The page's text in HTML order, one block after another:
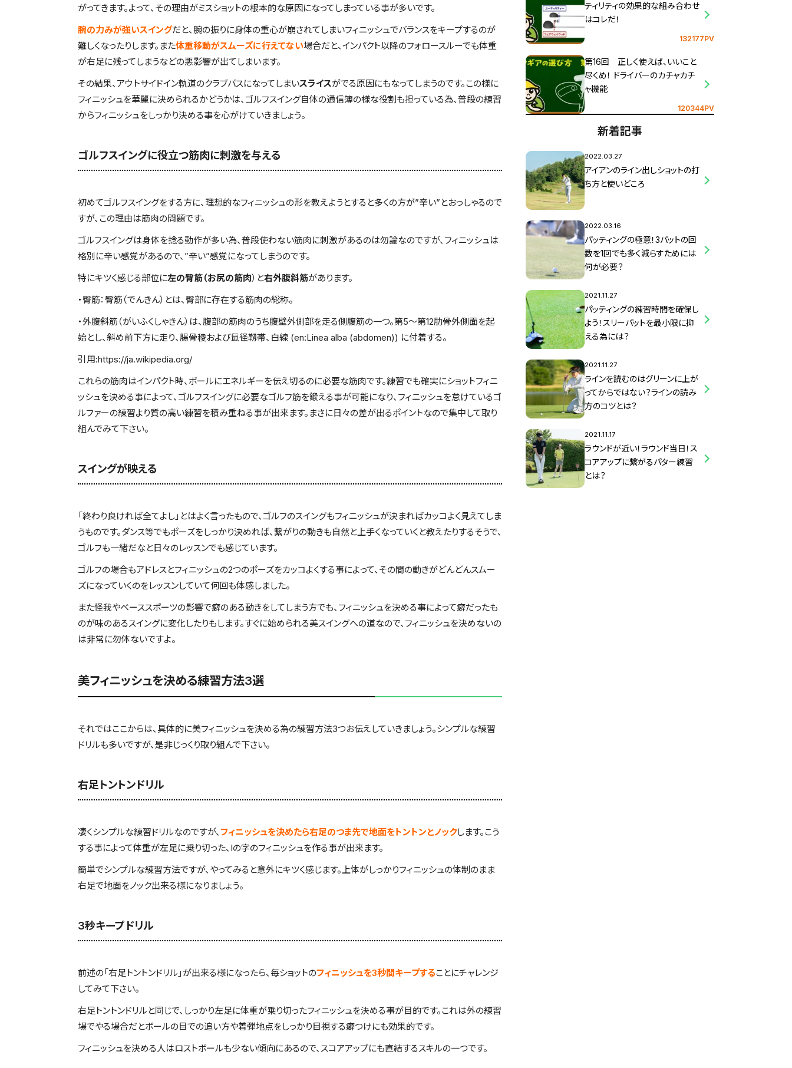
がってきます。よって、その理由がミスショットの根本的な原因になってしまっている事が多いです。
腕の力みが強いスイングだと、腕の振りに身体の重心が崩されてしまいフィニッシュでバランスをキープするのが
難しくなったりします。また体重移動がスムーズに行えてない場合だと、インパクト以降のフォロースルーでも体重
が右足に残ってしまうなどの悪影響が出てしまいます。
その結果、アウトサイドイン軌道のクラブパスになってしまいスライスがでる原因にもなってしまうのです。この様に
フィニッシュを華麗に決められるかどうかは、ゴルフスイング自体の通信簿の様な役割も担っている為、普段の練習
からフィニッシュをしっかり決める事を心がけていきましょう。
ゴルフスイングに役立つ筋肉に刺激を与える
初めてゴルフスイングをする方に、理想的なフィニッシュの形を教えようとすると多くの方が”辛い”とおっしゃるので
すが、この理由は筋肉の問題です。
ゴルフスイングは身体を捻る動作が多い為、普段使わない筋肉に刺激があるのは勿論なのですが、フィニッシュは
格別に辛い感覚があるので、”辛い”感覚になってしまうのです。
特にキツく感じる部位に左の臀筋（お尻の筋肉）と右外腹斜筋があります。
・臀筋：臀筋（でんきん）とは、臀部に存在する筋肉の総称。
・外腹斜筋（がいふくしゃきん）は、腹部の筋肉のうち腹壁外側部を走る側腹筋の一つ。第5～第12肋骨外側面を起
始とし、斜め前下方に走り、腸骨稜および鼠径靱帯、白線 (en:Linea alba (abdomen)) に付着する。
引用:https://ja.wikipedia.org/
これらの筋肉はインパクト時、ボールにエネルギーを伝え切るのに必要な筋肉です。練習でも確実にショットフィニ
ッシュを決める事によって、ゴルフスイングに必要なゴルフ筋を鍛える事が可能になり、フィニッシュを怠けているゴ
ルファーの練習より質の高い練習を積み重ねる事が出来ます。まさに日々の差が出るポイントなので集中して取り
組んでみて下さい。
スイングが映える
「終わり良ければ全てよし」とはよく言ったもので、ゴルフのスイングもフィニッシュが決まればカッコよく見えてしま
うものです。ダンス等でもポーズをしっかり決めれば、繋がりの動きも自然と上手くなっていくと教えたりするそうで、
ゴルフも一緒だなと日々のレッスンでも感じています。
ゴルフの場合もアドレスとフィニッシュの2つのポーズをカッコよくする事によって、その間の動きがどんどんスムー
ズになっていくのをレッスンしていて何回も体感しました。
また怪我やベーススポーツの影響で癖のある動きをしてしまう方でも、フィニッシュを決める事によって癖だったも
のが味のあるスイングに変化したりもします。すぐに始められる美スイングへの道なので、フィニッシュを決めないの
は非常に勿体ないですよ。
美フィニッシュを決める練習方法3選
それではここからは、具体的に美フィニッシュを決める為の練習方法3つお伝えしていきましょう。シンプルな練習
ドリルも多いですが、是非じっくり取り組んで下さい。
右足トントンドリル
凄くシンプルな練習ドリルなのですが、 フィニッシュを決めたら右足のつま先で地面をトントンとノックします。こう
する事によって体重が左足に乗り切った、Iの字のフィニッシュを作る事が出来ます。
簡単でシンプルな練習方法ですが、やってみると意外にキツく感じます。上体がしっかりフィニッシュの体制のまま
右足で地面をノック出来る様になりましょう。
3秒キープドリル
前述の「右足トントンドリル」が出来る様になったら、毎ショットのフィニッシュを3秒間キープすることにチャレンジ
してみて下さい。
右足トントンドリルと同じで、しっかり左足に体重が乗り切ったフィニッシュを決める事が目的です。これは外の練習
場でやる場合だとボールの目での追い方や着弾地点をしっかり目視する癖つけにも効果的です。
フィニッシュを決める人はロストボールも少ない傾向にあるので、スコアアップにも直結するスキルの一つです。
ティリティの効果的な組み合わせ
はコレだ！
132177PV
第16回 正しく使えば、いいこと
尽くめ！ ドライバーのカチャカチ
ャ機能
120344PV
新着記事
2022.03.27
アイアンのライン出しショットの打
ち方と使いどころ
2022.03.16
パッティングの極意！3パットの回
数を1回でも多く減らすためには
何が必要？
2021.11.27
パッティングの練習時間を確保し
よう！スリーパットを最小限に抑
える為には？
2021.11.27
ラインを読むのはグリーンに上が
ってからではない？ラインの読み
方のコツとは？
2021.11.17
ラウンドが近い！ラウンド当日！ス
コアアップに繋がるパター練習
とは？